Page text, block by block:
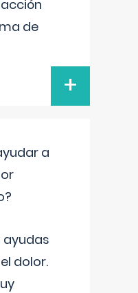
de
+
a
ayudas
dolor.